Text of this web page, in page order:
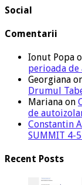
Social
Comentarii
Ionut Popa
perioada
Georgiana
Drumul
Mariana on
de
Constantin
SUMMIT 4-
Recent Posts